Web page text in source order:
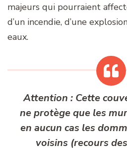
majeurs qui pourraient
d’un incendie, d’une
eaux.
Attention : Cette
ne protège que les
en aucun cas les
voisins (recours